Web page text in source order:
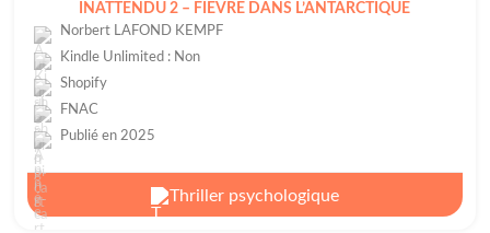
INATTENDU 2 – FIÈVRE DANS L’ANTARCTIQUE
Norbert LAFOND KEMPF
Kindle Unlimited : Non
Shopify
FNAC
Publié en 2025
Thriller psychologique